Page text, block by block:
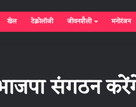
खेल टेक्नोलॉजी जीवनशैली मनोरंजन
संगठन